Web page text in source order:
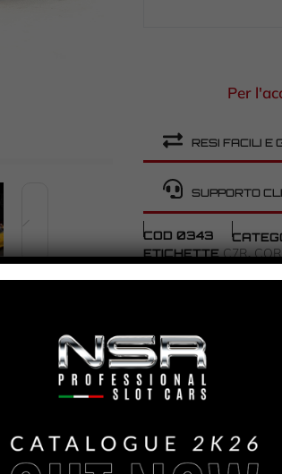
Per
RESI FACILI E
SUPPORTO
COD 0343
ETICHETTE C7R,